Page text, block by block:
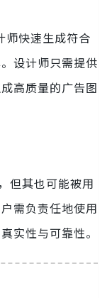
快速生成符合
设计师只需提供
高质量的广告图
但其也可能被用
需负责任地使用
实性与可靠性。